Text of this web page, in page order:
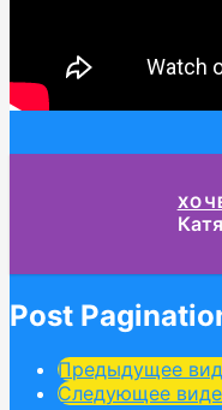
Post
Предыдущее
Следующее